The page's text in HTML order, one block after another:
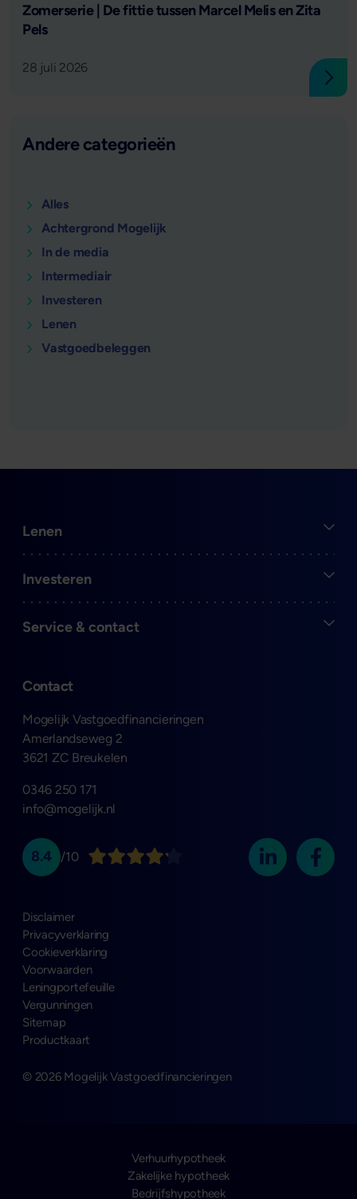
Lees verder
Zomerserie | De fittie tussen Marcel Melis en Zita
Pels
28 juli 2026
Andere categorieën
Alles
Achtergrond Mogelijk
In de media
Intermediair
Investeren
Lenen
Vastgoedbeleggen
Contact
Mogelijk Vastgoedfinancieringen
Amerlandseweg 2
3621 ZC Breukelen
0346 250 171
info@mogelijk.nl
Open
Lenen
Open
Investeren
Open
Service & contact
8.4 /10
© 2026 Mogelijk Vastgoedfinancieringen
Disclaimer
Privacyverklaring
Cookieverklaring
Voorwaarden
Leningportefeuille
Vergunningen
Sitemap
Productkaart
Verhuurhypotheek
Zakelijke hypotheek
Bedrijfshypotheek